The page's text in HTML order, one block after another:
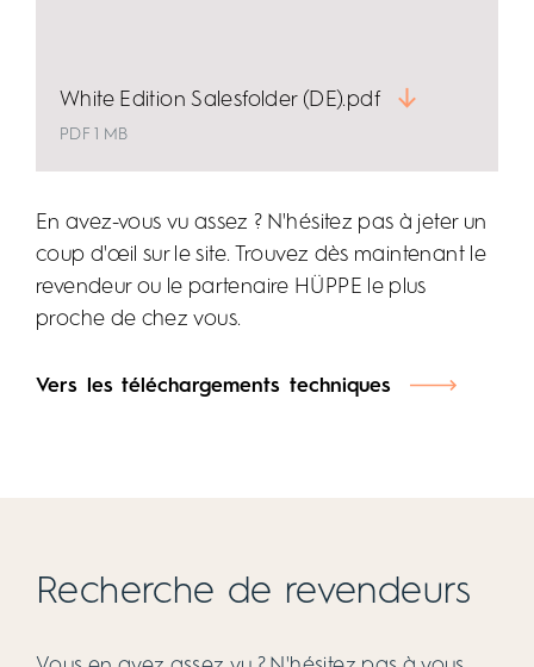
White Edition Salesfolder (DE).pdf
PDF 1 MB
En avez-vous vu assez ? N'hésitez pas à jeter un
coup d'œil sur le site. Trouvez dès maintenant le
revendeur ou le partenaire HÜPPE le plus
proche de chez vous.
Vers les téléchargements techniques
Recherche de revendeurs